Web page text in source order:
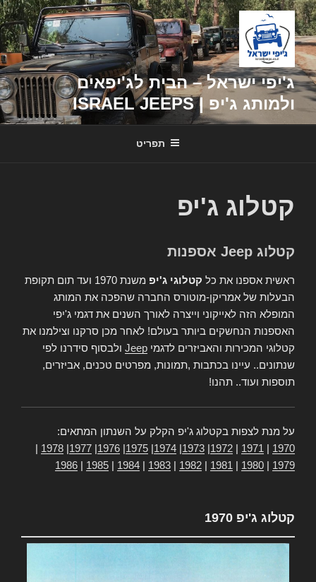
דילוג
לתוכן
ג'יפי ישראל – הבית לג'יפאים
ולמותג ג'יפ | ISRAEL JEEPS
תפריט
קטלוג ג'יפ
קטלוג Jeep אספנות
ראשית אספנו את כל קטלוגי ג'יפ
משנת 1970 ועד תום תקופת
הבעלות של אמריקן-מוטורס החברה שהפכה את המותג
המופלא הזה לאייקוני וייצרה לאורך השנים את דגמי ג'יפי
האספנות הנחשקים ביותר בעולם! לאחר מכן סרקנו וצילמנו את
קטלוגי המכירות והאביזרים לדגמי Jeep ולבסוף סידרנו לפי
שנתונים.. עיינו בכתבות ,תמונות, מפרטים טכנים, אביזרים,
תוספות ועוד.. תהנו!
על מנת לצפות בקטלוג ג'יפ הקלק על השנתון המתאים:
1970
1971
1972
1973
1974
1975
1976
1977
1978
1979
1980
1981
1982
1983
1984
1985
1986
קטלוג ג'יפ 1970